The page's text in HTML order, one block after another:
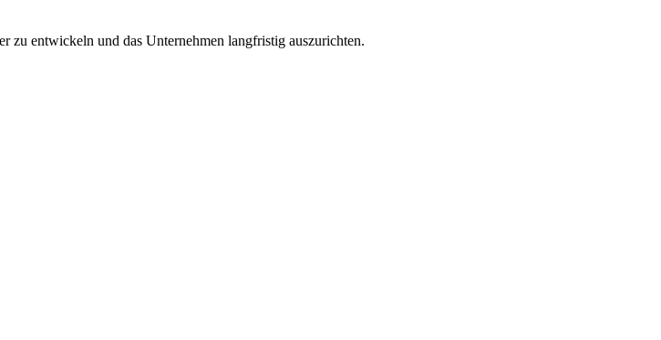
zu entwickeln und das Unternehmen langfristig auszurichten.